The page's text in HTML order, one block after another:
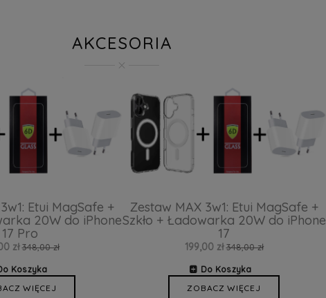
AKCESORIA
Etui MagSafe +
20W do iPhone
17 Pro
zł 348,00 zł
Koszyka
WIĘCEJ
Zestaw MAX 3w1: Etui MagSafe +
Szkło + Ładowarka 20W do iPhone
17
199,00 zł 348,00 zł
Do Koszyka
ZOBACZ WIĘCEJ